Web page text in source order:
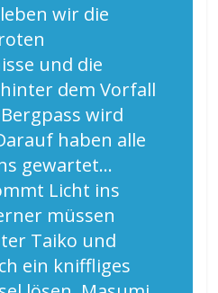
wir die
und die
dem Vorfall
wird
haben alle
gewartet…
Licht ins
müssen
Taiko und
ein kniffliges